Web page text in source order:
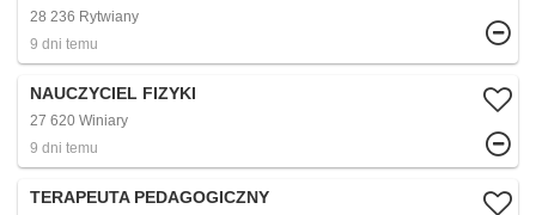
28 236 Rytwiany
9 dni temu
NAUCZYCIEL FIZYKI
27 620 Winiary
9 dni temu
TERAPEUTA PEDAGOGICZNY